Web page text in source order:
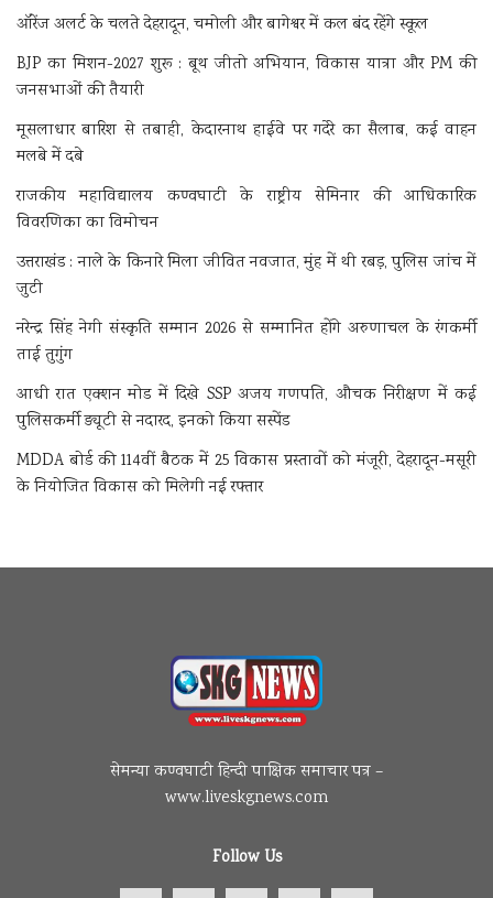
ऑरेंज अलर्ट के चलते देहरादून, चमोली और बागेश्वर में कल बंद रहेंगे स्कूल
BJP का मिशन-2027 शुरू : बूथ जीतो अभियान, विकास यात्रा और PM की
जनसभाओं की तैयारी
मूसलाधार बारिश से तबाही, केदारनाथ हाईवे पर गदेरे का सैलाब, कई वाहन
मलबे में दबे
राजकीय महाविद्यालय कण्वघाटी के राष्ट्रीय सेमिनार की आधिकारिक
विवरणिका का विमोचन
उत्तराखंड : नाले के किनारे मिला जीवित नवजात, मुंह में थी रबड़, पुलिस जांच में
जुटी
नरेन्द्र सिंह नेगी संस्कृति सम्मान 2026 से सम्मानित होंगे अरुणाचल के रंगकर्मी
ताई तुगुंग
आधी रात एक्शन मोड में दिखे SSP अजय गणपति, औचक निरीक्षण में कई
पुलिसकर्मी ड्यूटी से नदारद, इनको किया सस्पेंड
MDDA बोर्ड की 114वीं बैठक में 25 विकास प्रस्तावों को मंजूरी, देहरादून-मसूरी
के नियोजित विकास को मिलेगी नई रफ्तार
सेमन्या कण्वघाटी हिन्दी पाक्षिक समाचार पत्र –
www.liveskgnews.com
Follow Us